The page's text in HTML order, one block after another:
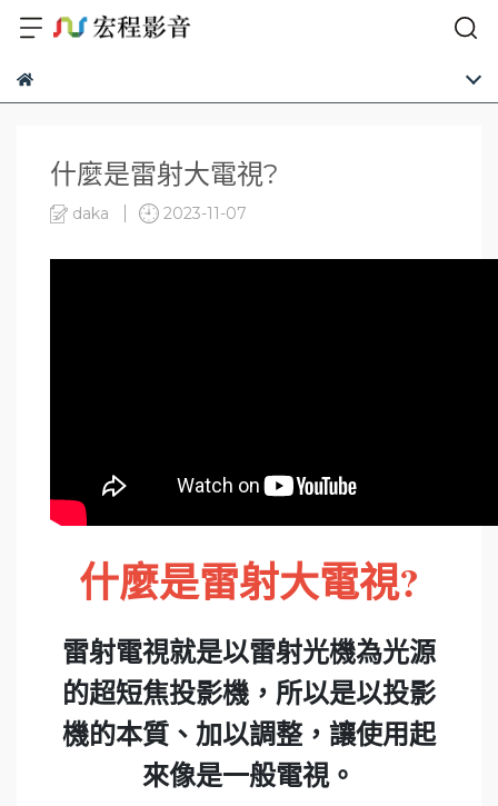
什麼是雷射大電視?
daka 2023-11-07
什麼是雷射大電視?
雷射電視就是以雷射光機為光源
的超短焦投影機，所以是以投影
機的本質、加以調整，讓使用起
來像是一般電視。